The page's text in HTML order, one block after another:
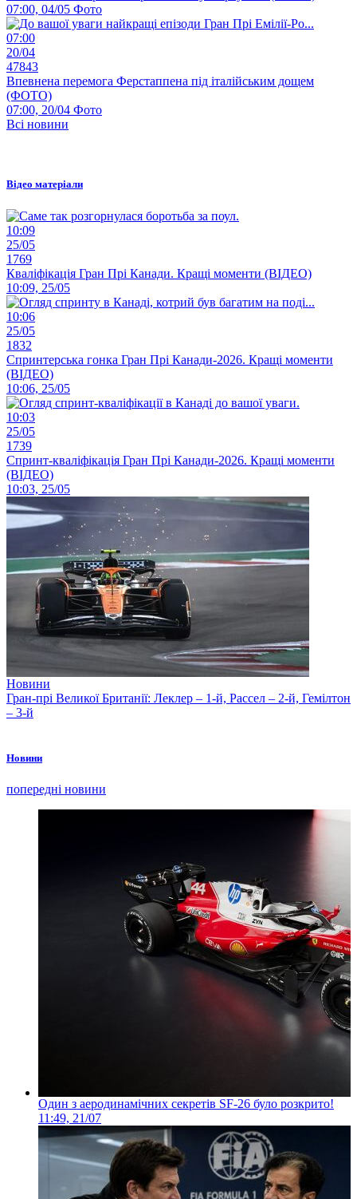
07:00, 04/05 Фото
07:00
20/04
47843
Впевнена перемога Ферстаппена під італійським дощем
(ФОТО)
07:00, 20/04 Фото
Всі новини
Відео матеріали
10:09
25/05
1769
Кваліфікація Гран Прі Канади. Кращі моменти (ВІДЕО)
10:09, 25/05
10:06
25/05
1832
Спринтерська гонка Гран Прі Канади-2026. Кращі моменти
(ВІДЕО)
10:06, 25/05
10:03
25/05
1739
Спринт-кваліфікація Гран Прі Канади-2026. Кращі моменти
(ВІДЕО)
10:03, 25/05
Новини
Гран-прі Великої Британії: Леклер – 1-й, Рассел – 2-й, Гемілтон
– 3-й
Новини
попередні новини
Один з аеродинамічних секретів SF-26 було розкрито!
11:49, 21/07